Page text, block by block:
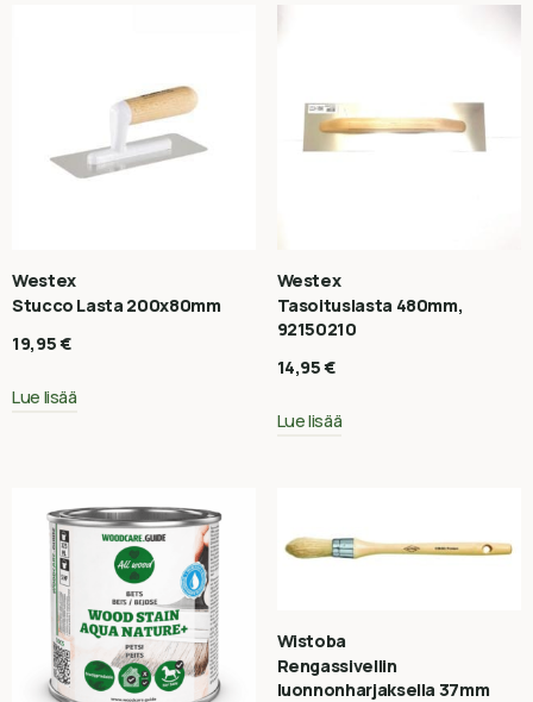
Westex
Stucco Lasta 200x80mm
19,95€
Lue lisää
Westex
Tasoituslasta 480mm,
92150210
14,95€
Lue lisää
Wistoba
Rengassivellin
luonnonharjaksella 37mm